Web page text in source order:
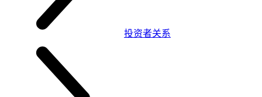
投资者关系